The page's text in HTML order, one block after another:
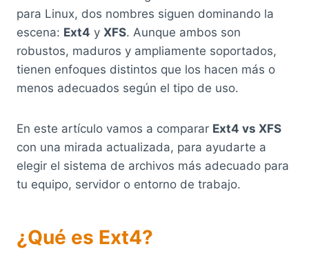
para Linux, dos nombres siguen dominando la
escena: Ext4 y XFS. Aunque ambos son
robustos, maduros y ampliamente soportados,
tienen enfoques distintos que los hacen más o
menos adecuados según el tipo de uso.
En este artículo vamos a comparar Ext4 vs XFS
con una mirada actualizada, para ayudarte a
elegir el sistema de archivos más adecuado para
tu equipo, servidor o entorno de trabajo.
¿Qué es Ext4?